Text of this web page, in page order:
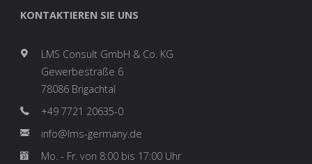
KONTAKTIEREN SIE UNS
LMS Consult GmbH & Co. KG
Gewerbestraße 6
78086 Brigachtal
+49 7721 20635-0
info@lms-germany.de
Mo. - Fr. von 8:00 bis 17:00 Uhr